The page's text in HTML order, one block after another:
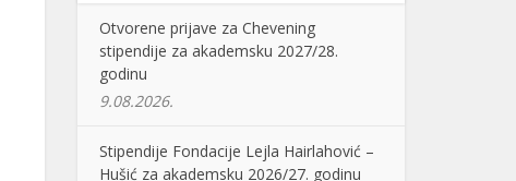
Otvorene prijave za Chevening
stipendije za akademsku 2027/28.
godinu
9.08.2026.
Stipendije Fondacije Lejla Hairlahović –
Hušić za akademsku 2026/27. godinu